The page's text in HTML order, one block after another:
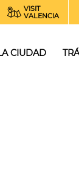
VISIT
VALENCIA
CIUDAD